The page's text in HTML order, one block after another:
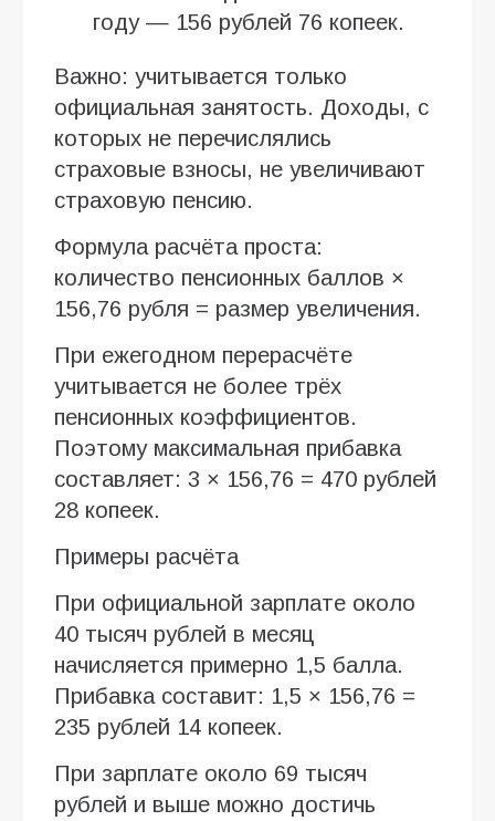
году — 156 рублей 76 копеек.
Важно: учитывается только
официальная занятость. Доходы, с
которых не перечислялись
страховые взносы, не увеличивают
страховую пенсию.
Формула расчёта проста:
количество пенсионных баллов ×
156,76 рубля = размер увеличения.
При ежегодном перерасчёте
учитывается не более трёх
пенсионных коэффициентов.
Поэтому максимальная прибавка
составляет: 3 × 156,76 = 470 рублей
28 копеек.
Примеры расчёта
При официальной зарплате около
40 тысяч рублей в месяц
начисляется примерно 1,5 балла.
Прибавка составит: 1,5 × 156,76 =
235 рублей 14 копеек.
При зарплате около 69 тысяч
рублей и выше можно достичь